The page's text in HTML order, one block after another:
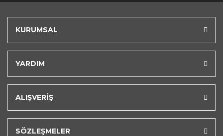
KURUMSAL
YARDIM
ALIŞVERİŞ
SÖZLEŞMELER